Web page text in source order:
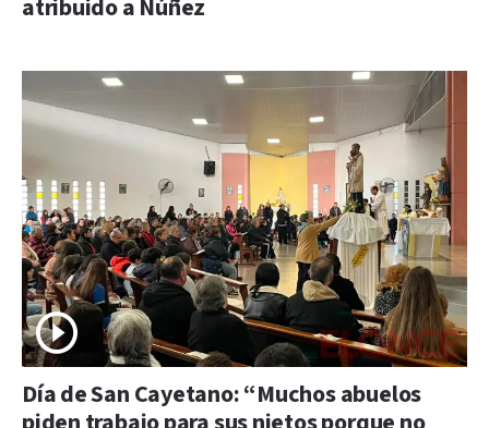
atribuido a Núñez
Día de San Cayetano: “Muchos abuelos